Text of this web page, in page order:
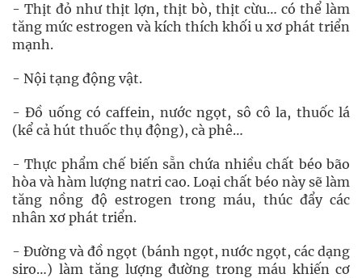
- Thịt đỏ như thịt lợn, thịt bò, thịt cừu… có thể làm
tăng mức estrogen và kích thích khối u xơ phát triển
mạnh.
- Nội tạng động vật.
- Đồ uống có caffein, nước ngọt, sô cô la, thuốc lá
(kể cả hút thuốc thụ động), cà phê…
- Thực phẩm chế biến sẵn chứa nhiều chất béo bão
hòa và hàm lượng natri cao. Loại chất béo này sẽ làm
tăng nồng độ estrogen trong máu, thúc đẩy các
nhân xơ phát triển.
- Đường và đồ ngọt (bánh ngọt, nước ngọt, các dạng
siro…) làm tăng lượng đường trong máu khiến cơ